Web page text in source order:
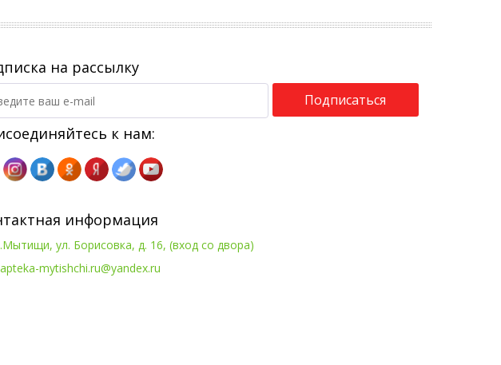
на рассылку
Подписаться
к нам:
информация
ул. Борисовка, д. 16, (вход со двора)
apteka-mytishchi.ru@yandex.ru